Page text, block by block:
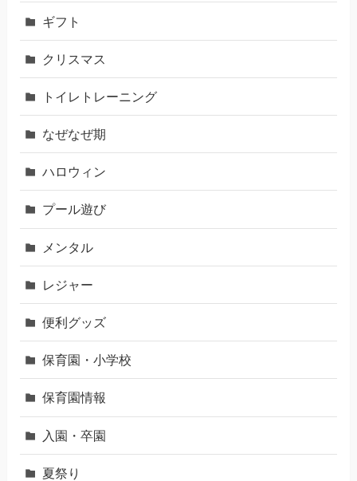
ギフト
クリスマス
トイレトレーニング
なぜなぜ期
ハロウィン
プール遊び
メンタル
レジャー
便利グッズ
保育園・小学校
保育園情報
入園・卒園
夏祭り